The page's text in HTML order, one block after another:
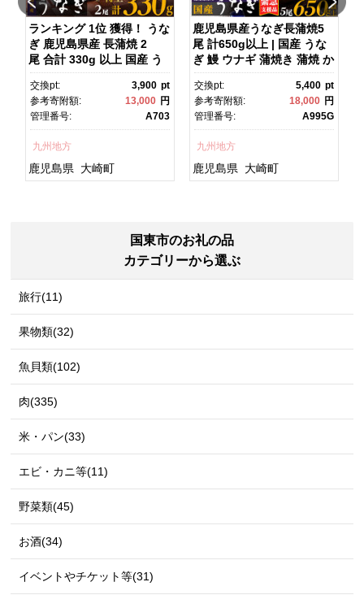
ランキング 1位 獲得！ うな
ぎ 鹿児島県産 長蒲焼 2
尾 合計 330g 以上 国産 う
なぎ 鰻 ウナギ 蒲焼き 蒲
焼 かばやき 魚 魚介 魚貝 海
鮮 うな重 ひつまぶし 蒲
焼 訳あり ギフト 人気 おす
半島 A703
交換pt: 3,900 pt
参考寄附額:
13,000 円
管理番号:
A703
九州地方
鹿児島県 大崎町
鹿児島県産うなぎ長蒲焼5
尾 計650g以上 | 国産 うな
ぎ 鰻 ウナギ 蒲焼き 蒲焼 か
ばやき unagi うなぎ蒲
焼 土用丑の日 土用の丑の
日 丑の日 魚 魚介 魚貝 海
鮮 うな重 蒲焼 訳あり ギフ
県 大崎町 大隅半
島 A995G 【会員限定のお
礼の品】【うなぎ蒲焼 国
交換pt: 5,400 pt
参考寄附額:
18,000 円
管理番号:
A995G
九州地方
鹿児島県 大崎町
国東市のお礼の品
カテゴリーから選ぶ
旅行(11)
果物類(32)
魚貝類(102)
肉(335)
米・パン(33)
エビ・カニ等(11)
野菜類(45)
お酒(34)
イベントやチケット等(31)